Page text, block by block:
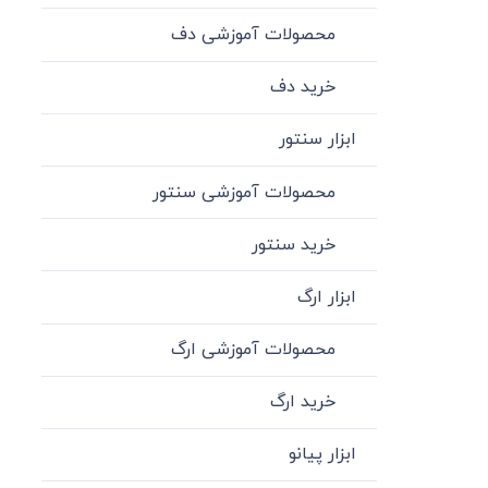
محصولات آموزشی دف
خرید دف
ابزار سنتور
محصولات آموزشی سنتور
خرید سنتور
ابزار ارگ
محصولات آموزشی ارگ
خرید ارگ
ابزار پیانو